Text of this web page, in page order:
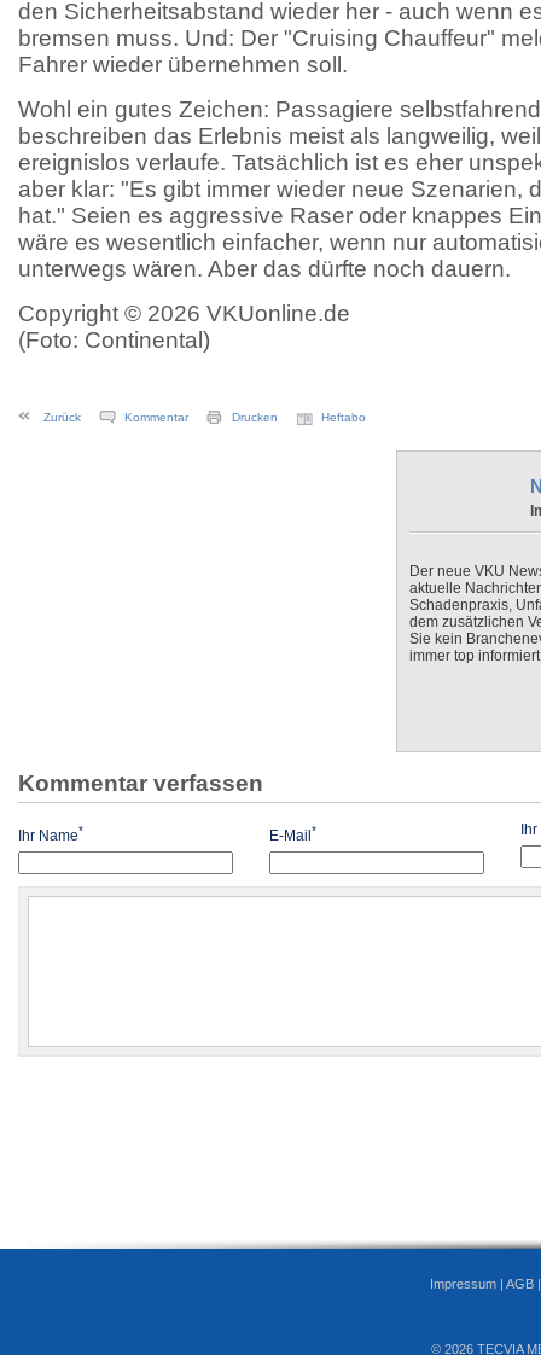
den Sicherheitsabstand wieder her - auch wenn
bremsen muss. Und: Der "Cruising Chauffeur"
Fahrer wieder übernehmen soll.
Wohl ein gutes Zeichen: Passagiere
beschreiben das Erlebnis meist als langweilig,
ereignislos verlaufe. Tatsächlich ist es eher
aber klar: "Es gibt immer wieder neue Szenarien,
hat." Seien es aggressive Raser oder knappes
wäre es wesentlich einfacher, wenn nur
unterwegs wären. Aber das dürfte noch dauern.
Copyright © 2026 VKUonline.de
(Foto: Continental)
Zurück Kommentar Drucken Heftabo
Der neue VKU
aktuelle
Schadenpraxis,
dem zusätzlichen
Sie kein
immer top
Kommentar verfassen
Ihr Name* E-Mail* Ihr
Impressum | AGB
© 2026 TECVIA